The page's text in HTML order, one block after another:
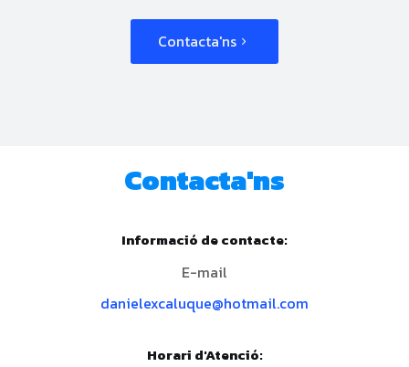
Contacta'ns
Contacta'ns
Informació de contacte:
E-mail
danielexcaluque@hotmail.com
Horari d'Atenció: